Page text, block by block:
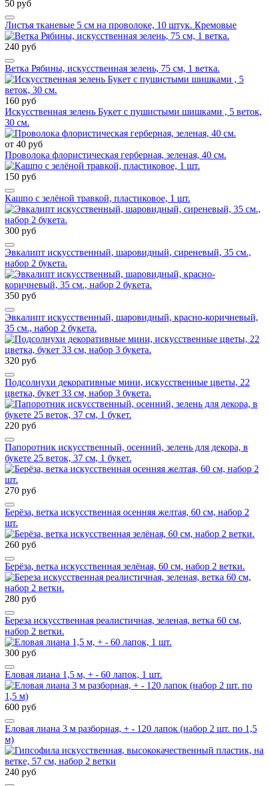
50 руб
Листья тканевые 5 см на проволоке, 10 штук. Кремовые
240 руб
Ветка Рябины, искусственная зелень, 75 см, 1 ветка.
160 руб
Искусственная зелень Букет с пушистыми шишками , 5 веток,
30 см.
от 40 руб
Проволока флористическая герберная, зеленая, 40 см.
150 руб
Кашпо с зелёной травкой, пластиковое, 1 шт.
300 руб
Эвкалипт искусственный, шаровидный, сиреневый, 35 см.,
набор 2 букета.
350 руб
Эвкалипт искусственный, шаровидный, красно-коричневый,
35 см., набор 2 букета.
320 руб
Подсолнухи декоративные мини, искусственные цветы, 22
цветка, букет 33 см, набор 3 букета.
220 руб
Папоротник искусственный, осенний, зелень для декора, в
букете 25 веток, 37 см, 1 букет.
270 руб
Берёза, ветка искусственная осенняя желтая, 60 см, набор 2
шт.
260 руб
Берёза, ветка искусственная зелёная, 60 см, набор 2 ветки.
280 руб
Береза искусственная реалистичная, зеленая, ветка 60 см,
набор 2 ветки.
300 руб
Еловая лиана 1,5 м, + - 60 лапок, 1 шт.
600 руб
Еловая лиана 3 м разборная, + - 120 лапок (набор 2 шт. по 1,5
м)
240 руб